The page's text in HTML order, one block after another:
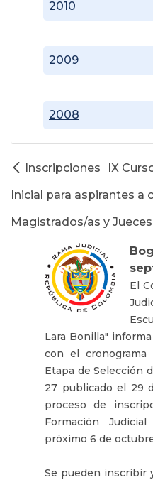
2008
2009
2010
Inscripciones IX
Inicial para aspirantes a
Magistrados/as y
El
Lara Bonilla"
con el
Etapa de Selección
27 publicado el 29
proceso de
Formación
próximo 6 de
Se pueden inscribir